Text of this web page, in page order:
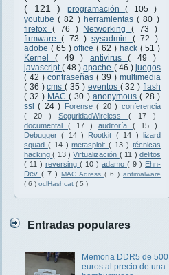
( 121 ) programación( 105 )
youtube( 82 ) herramientas( 80 )
firefox ( 76 ) Networking( 73 )
firmware( 73 )sysadmin ( 72 )
adobe ( 65 )office( 62 ) hack ( 51 )
Kernel( 49 ) antivirus( 49 )
javascript( 48 )apache ( 46 ) juegos
( 42 ) contraseñas ( 39 ) multimedia
( 36 )cms( 35 ) eventos ( 32 )flash
( 32 ) MAC( 30 ) anonymous ( 28 )
ssl( 24 ) Forense( 20 ) conferencia
( 20 )SeguridadWireless ( 17 )
documental ( 17 ) auditoría ( 15 )
Debugger( 14 ) Rootkit ( 14 ) lizard
squad ( 14 )metasploit( 13 ) técnicas
hacking( 13 )Virtualización ( 11 ) delitos
( 11 ) reversing ( 10 ) adamo ( 9 ) Ehn-
Dev ( 7 ) MAC Adress ( 6 ) antimalware
( 6 ) oclHashcat ( 5 )
Entradas populares
Memoria DDR5 de 500
euros al precio de una